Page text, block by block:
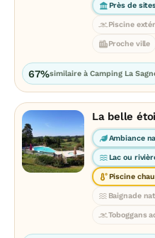
Près de
Piscine
Proche ville
67%similaire à Camping La
La belle
Ambiance
Lac ou
Piscine
Baignade
Toboggans